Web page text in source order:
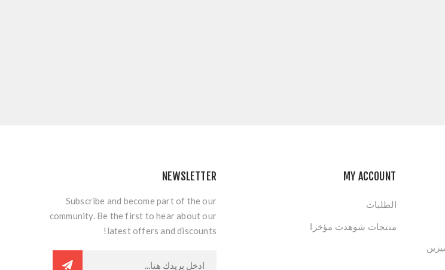
MY ACCOUNT
الطلبات
منتجات شوهدت مؤخرا
NEWSLETTER
Subscribe and become part of the our
community. Be the first to hear about our
latest offers and discounts!